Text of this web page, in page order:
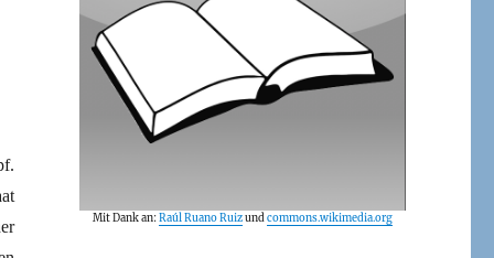
Mit Dank an:Raúl Ruano Ruizundcommons.wikimedia.org